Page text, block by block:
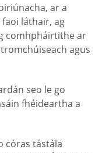
ar a
láthair, ag
comhpháirtithe ar
agus
seo le go
fhéideartha a
córas tástála